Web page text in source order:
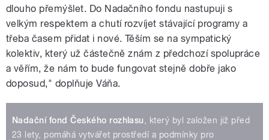
dlouho přemýšlet. Do Nadačního fondu nastupuji s
velkým respektem a chutí rozvíjet stávající programy a
třeba časem přidat i nové. Těším se na sympatický
kolektiv, který už částečně znám z předchozí spolupráce
a věřím, že nám to bude fungovat stejně dobře jako
doposud," doplňuje Váňa.
Nadační fond Českého rozhlasu
, který byl založen již před
23 lety, pomáhá vytvářet prostředí a podmínky pro